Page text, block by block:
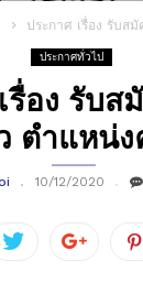
ประกาศ เรื่อง รับสมัคร
ประกาศทั่วไป
รื่อง รับส
ตำแหน่
10/12/2020